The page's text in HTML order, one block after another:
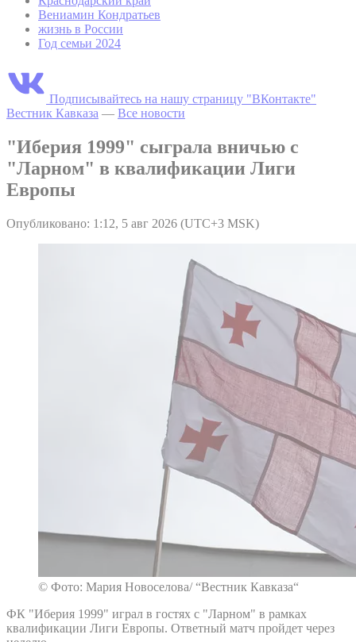
Вениамин Кондратьев
жизнь в России
Год семьи 2024
Подписывайтесь на нашу страницу "ВКонтакте"
Вестник Кавказа — Все новости
"Иберия 1999" сыграла вничью с
"Ларном" в квалификации Лиги
Европы
Опубликовано: 1:12, 5 авг 2026 (UTC+3 MSK)
© Фото: Мария Новоселова/ “Вестник Кавказа“
ФК "Иберия 1999" играл в гостях с "Ларном" в рамках
квалификации Лиги Европы. Ответный матч пройдет через